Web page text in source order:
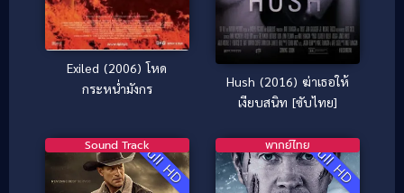
Exiled (2006) โหด
กระหน่ำมังกร
Hush (2016) ฆ่าเธอให้
เงียบสนิท [ซับไทย]
Full HD
Sound Track Full HD
พากย์ไทย